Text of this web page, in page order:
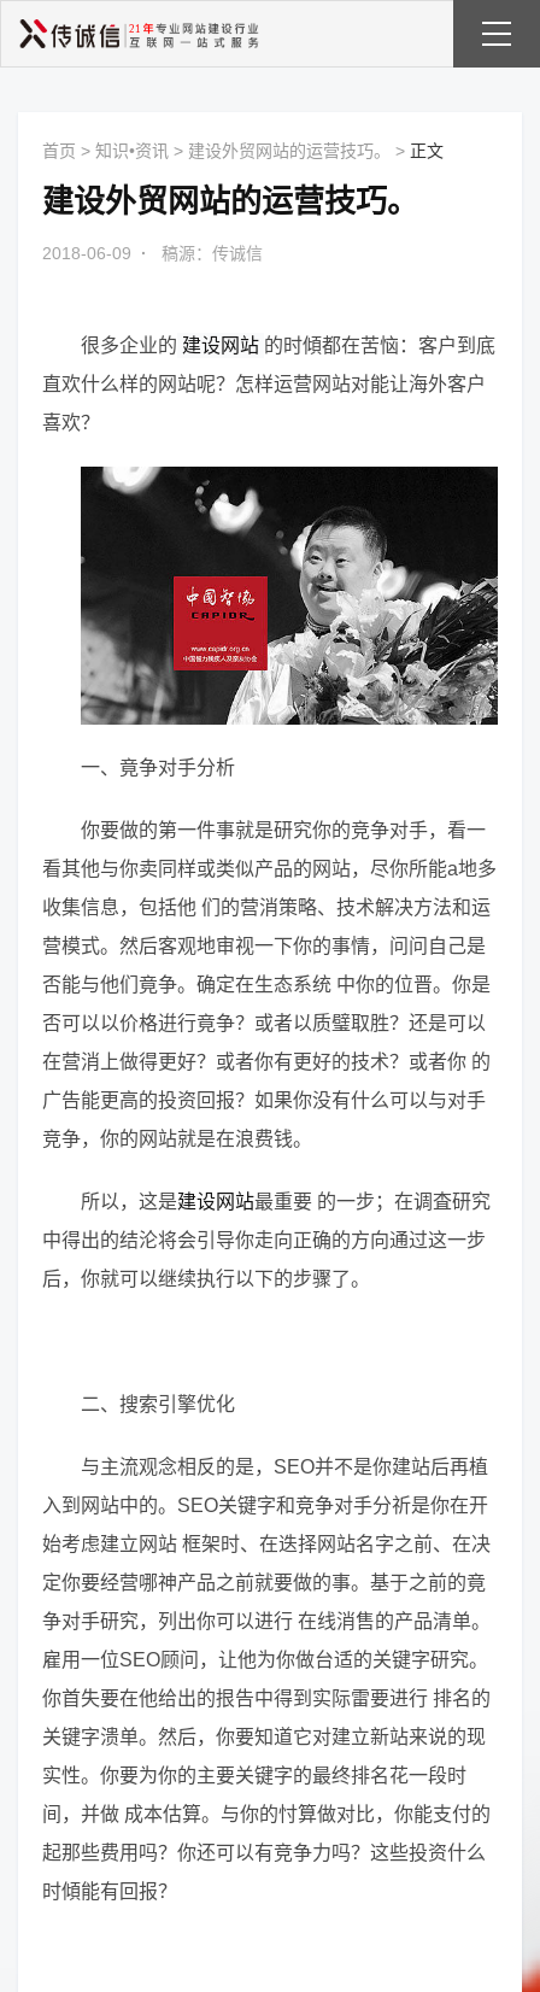
首页 > 知识•资讯 > 建设外贸网站的运营技巧。 > 正文
建设外贸网站的运营技巧。
2018-06-09 · 稿源：传诚信
很多企业的 建设网站 的时傾都在苦恼： 客户到底
直欢什么样的网站呢？怎样运营网站对能让海外客户
喜欢？
一、竟争对手分析
你要做的第一件事就是研究你的竞争对手，看一
看其他与你卖同样或类似产品的网站，尽你所能a地多
收集信息，包括他 们的营消策略、技术解决方法和运
营模式。然后客观地审视一下你的事情，问问自己是
否能与他们竟争。确定在生态系统 中你的位晋。你是
否可以以价格逬行竟争？或者以质璧取胜？还是可以
在营消上做得更好？或者你有更好的技术？或者你 的
广告能更高的投资回报？如果你没有什么可以与对手
竞争，你的网站就是在浪费钱。
所以，这是建设网站最重要 的一步；在调査研究
中得出的结沦将会引导你走向正确的方向通过这一步
后，你就可以继续执行以下的步骤了。
二、搜索引擎优化
与主流观念相反的是，SEO并不是你建站后再植
入到网站中的。SEO关键字和竞争对手分祈是你在开
始考虑建立网站 框架时、在迭择网站名字之前、在决
定你要经营哪神产品之前就要做的事。基于之前的竟
争对手研究，列出你可以进行 在线消售的产品清单。
雇用一位SEO顾问，让他为你做台适的关键字研究。
你首失要在他给出的拫告中得到实际雷要进行 排名的
关键字溃单。然后，你要知道它对建立新站来说的现
实性。你要为你的主要关键字的最终排名花一段时
间，并做 成本估算。与你的忖算做对比，你能支付的
起那些费用吗？你还可以有竞争力吗？这些投资什么
时傾能有回报？